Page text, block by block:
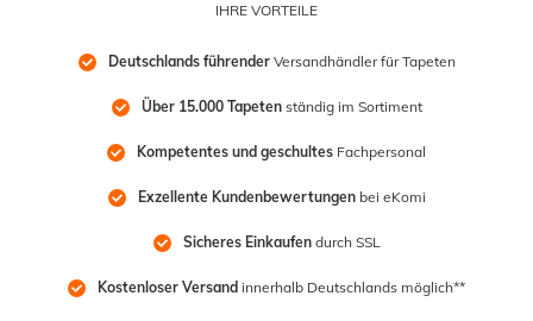
IHRE VORTEILE
Deutschlands führender Versandhändler für Tapeten
Über 15.000 Tapeten ständig im Sortiment
Kompetentes und geschultes Fachpersonal
Exzellente Kundenbewertungen bei eKomi
Sicheres Einkaufen durch SSL
Kostenloser Versand innerhalb Deutschlands möglich**